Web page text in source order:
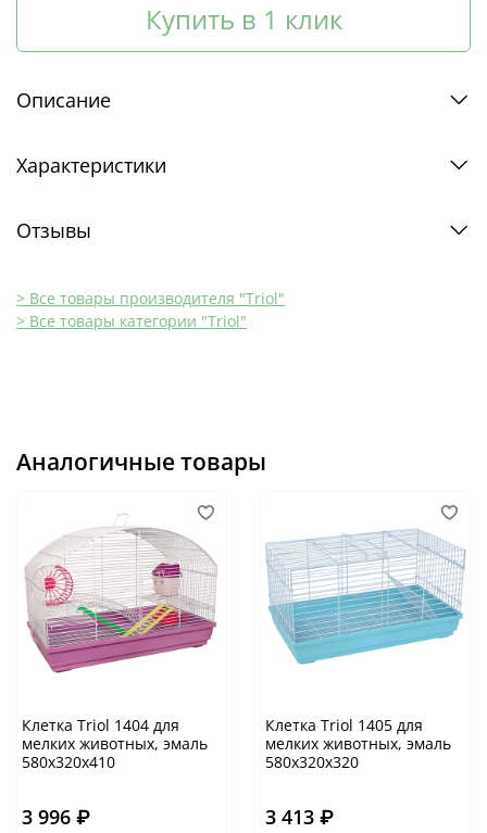
Купить в 1 клик
Описание
Характеристики
Отзывы
> Все товары производителя "Triol"
> Все товары категории "Triol"
Аналогичные товары
Клетка Triol 1404 для
мелких животных, эмаль
580х320х410
3 996 ₽
Клетка Triol 1405 для
мелких животных, эмаль
580х320х320
3 413 ₽